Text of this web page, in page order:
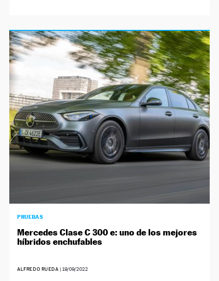
PRUEBAS
Mercedes Clase C 300 e: uno de los mejores
híbridos enchufables
ALFREDO RUEDA | 19/09/2022